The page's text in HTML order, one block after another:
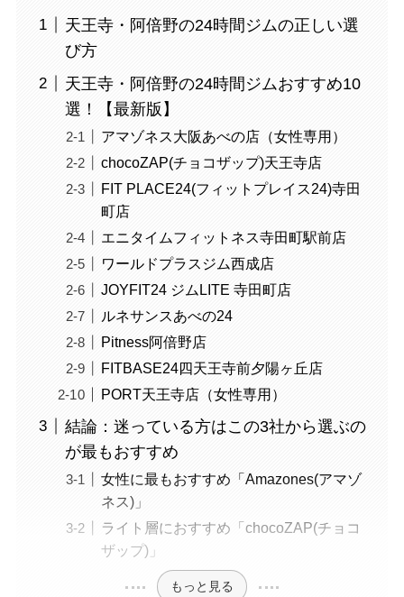
天王寺・阿倍野の24時間ジムの正しい選
び方
天王寺・阿倍野の24時間ジムおすすめ10
選！【最新版】
アマゾネス大阪あべの店（女性専用）
chocoZAP(チョコザップ)天王寺店
FIT PLACE24(フィットプレイス24)寺田
町店
エニタイムフィットネス寺田町駅前店
ワールドプラスジム西成店
JOYFIT24 ジムLITE 寺田町店
ルネサンスあべの24
Pitness阿倍野店
FITBASE24四天王寺前夕陽ヶ丘店
PORT天王寺店（女性専用）
結論：迷っている方はこの3社から選ぶの
が最もおすすめ
女性に最もおすすめ「Amazones(アマゾ
ネス)」
ライト層におすすめ「chocoZAP(チョコ
ザップ)」
もっと見る